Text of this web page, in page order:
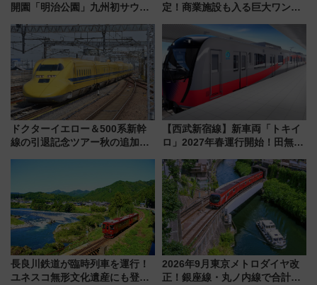
開園「明治公園」九州初サウナ
品グルメ登場で駅前の過ごし方
はどう変わる？
定！商業施設も入る巨大ワンタ
で新型特急が品川･羽田とを結
ぶ！ JR空港駅は2面3線化！
ドクターイエロー＆500系新幹
線の引退記念ツアー秋の追加企
【西武新宿線】新車両「トキイ
ロ」2027年春運行開始！田無・
「第2弾」も
長良川鉄道が臨時列車を運行！
ユネスコ無形文化遺産にも登録
2026年9月東京メトロダイヤ改
正！銀座線・丸ノ内線で合計